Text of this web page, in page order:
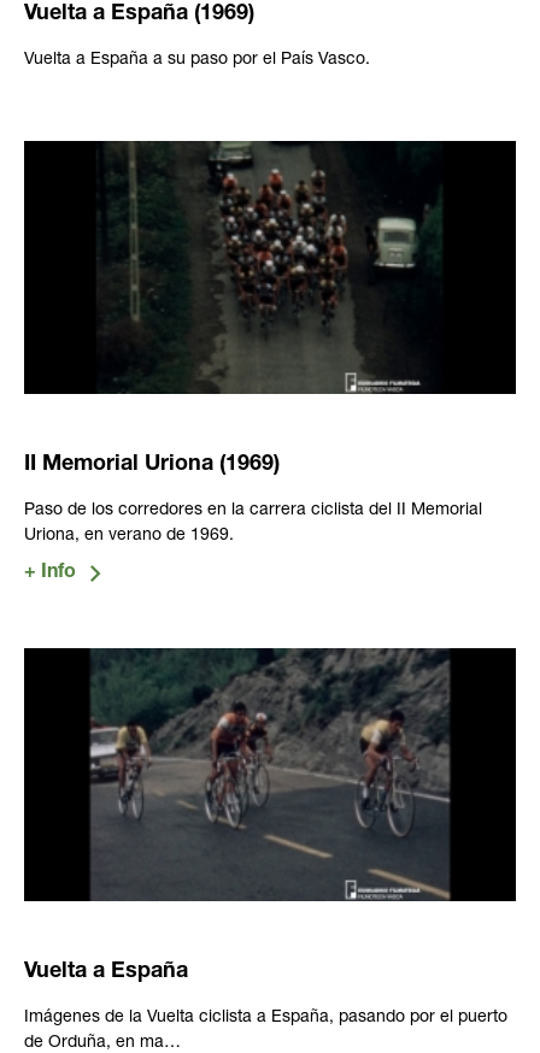
Vuelta a España (1969)
Vuelta a España a su paso por el País Vasco.
II Memorial Uriona (1969)
Paso de los corredores en la carrera ciclista del II Memorial
Uriona, en verano de 1969.
Vuelta a España
Imágenes de la Vuelta ciclista a España, pasando por el puerto
de Orduña, en ma…